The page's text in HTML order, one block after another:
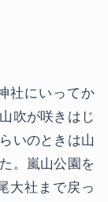
社にいってか
吹が咲きはじ
いのときは山
。嵐山公園を
大社まで戻っ